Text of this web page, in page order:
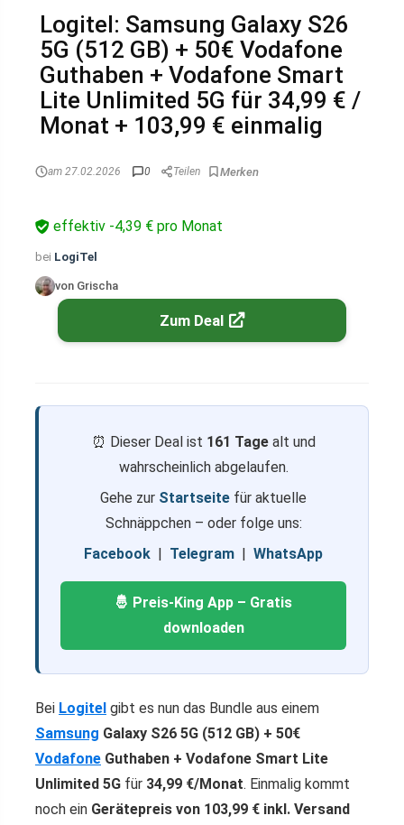
Logitel: Samsung Galaxy S26
5G (512 GB) + 50€ Vodafone
Guthaben + Vodafone Smart
Lite Unlimited 5G für 34,99 € /
Monat + 103,99 € einmalig
am 27.02.2026 0 Teilen
effektiv -4,39 € pro Monat
bei LogiTel
von Grischa
Zum Deal
⏰ Dieser Deal ist 161 Tagealt und
wahrscheinlich abgelaufen.
Gehe zur Startseite für aktuelle
Schnäppchen – oder folge uns:
Facebook | Telegram | WhatsApp
🤴 Preis-King App – Gratis
downloaden
Bei Logitel gibt es nun das Bundle aus einem
Samsung Galaxy S26 5G (512 GB) + 50€
Vodafone Guthaben + Vodafone Smart Lite
Unlimited 5G für 34,99 €/Monat. Einmalig kommt
noch ein Gerätepreis von 103,99 € inkl. Versand